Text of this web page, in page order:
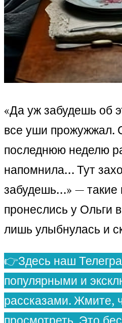
«Да уж забудешь об
все уши прожужжал.
последнюю неделю
напомнила… Тут
забудешь…» —
пронеслись у Ольги
лишь улыбнулась и
👉Здесь наш
популярными и
рассказами. Жмите,